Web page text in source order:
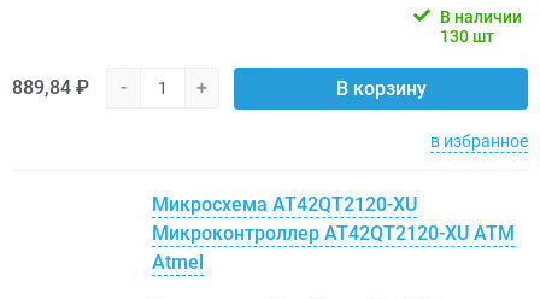
В наличии
130 шт
889,84 ₽ - + В корзину
в избранное
Микросхема AT42QT2120-XU
Микроконтроллер AT42QT2120-XU ATM
Atmel